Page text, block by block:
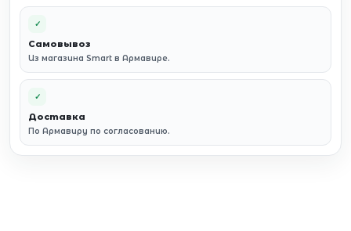
✓
Самовывоз
Из магазина Smart в Армавире.
✓
Доставка
По Армавиру по согласованию.